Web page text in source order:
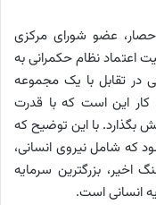
عضو شورای مرکزی
اعتماد نظام حکمرانی به
در تقابل با یک مجموعه
کار این است که با قدرت
بگذارد. با این توضیح که
که شامل نیروی انسانی،
بزرگترین سرمایه
انسانی است.